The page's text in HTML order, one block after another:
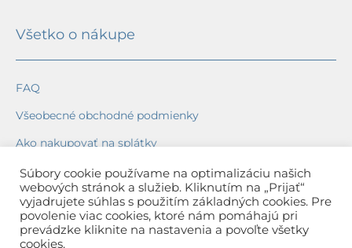
Všetko o nákupe
FAQ
Všeobecné obchodné podmienky
Ako nakupovať na splátky
Ochrana osobných údajov
Reklamačný poriadok
Spôsob a cena dopravy
Súbory cookie používame na optimalizáciu našich
webových stránok a služieb. Kliknutím na „Prijať“
vyjadrujete súhlas s použitím základných cookies. Pre
povolenie viac cookies, ktoré nám pomáhajú pri
prevádzke kliknite na nastavenia a povoľte všetky
cookies.